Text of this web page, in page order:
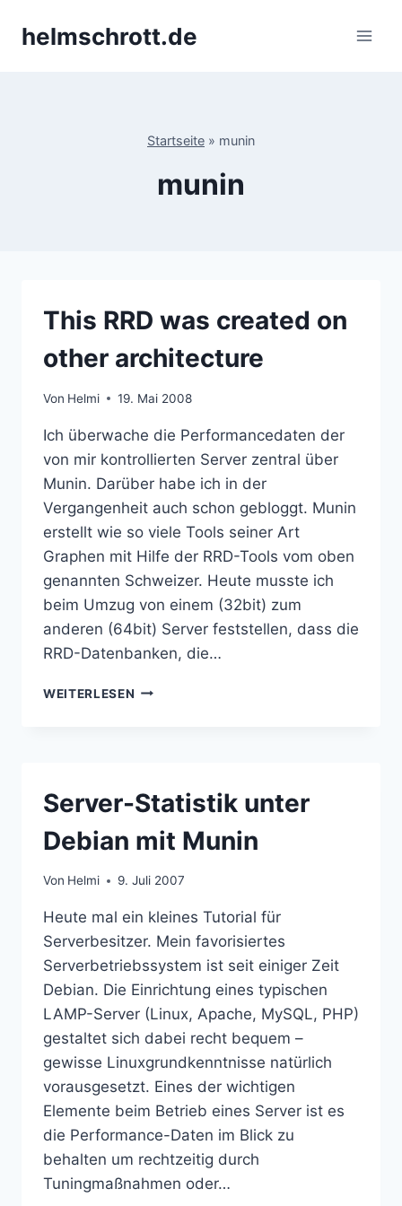
Inhalthelmschrott.de
Startseite » munin
munin
This RRD was created on
other architecture
Von Helmi 19. Mai 2008
Ich überwache die Performancedaten der
von mir kontrollierten Server zentral über
Munin. Darüber habe ich in der
Vergangenheit auch schon gebloggt. Munin
erstellt wie so viele Tools seiner Art
Graphen mit Hilfe der RRD-Tools vom oben
genannten Schweizer. Heute musste ich
beim Umzug von einem (32bit) zum
anderen (64bit) Server feststellen, dass die
RRD-Datenbanken, die…
WEITERLESEN THIS
ARCHITECTURE
Server-Statistik unter
Debian mit Munin
Von Helmi 9. Juli 2007
Heute mal ein kleines Tutorial für
Serverbesitzer. Mein favorisiertes
Serverbetriebssystem ist seit einiger Zeit
Debian. Die Einrichtung eines typischen
LAMP-Server (Linux, Apache, MySQL, PHP)
gestaltet sich dabei recht bequem –
gewisse Linuxgrundkenntnisse natürlich
vorausgesetzt. Eines der wichtigen
Elemente beim Betrieb eines Server ist es
die Performance-Daten im Blick zu
behalten um rechtzeitig durch
Tuningmaßnahmen oder…